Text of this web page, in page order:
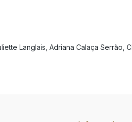
Langlais, Adriana Calaça Serrão,